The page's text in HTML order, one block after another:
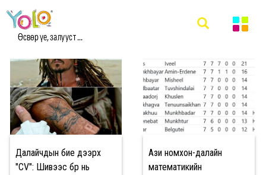
Өсвөр үе, залууст ...
#ДАЛАЙ МЭДЭЭ
Далайчдын бие дээрх
"CV": Шивээс бүр нь
Ази номхон-далайн
математикийн